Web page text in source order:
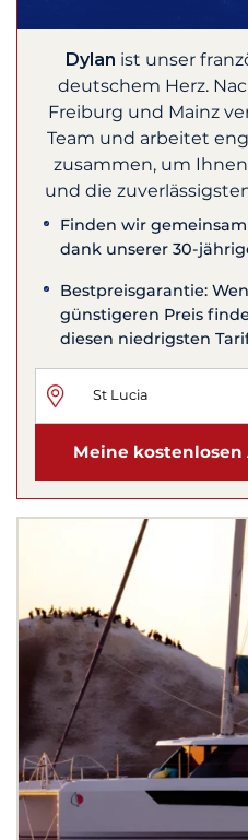
Dylan ist unser
deutschem Herz.
Freiburg und Mainz
Team und arbeitet
zusammen, um
und die
Finden wir
dank unserer 30-
Bestpreisgarantie:
günstigeren Preis
diesen niedrigsten
Meine